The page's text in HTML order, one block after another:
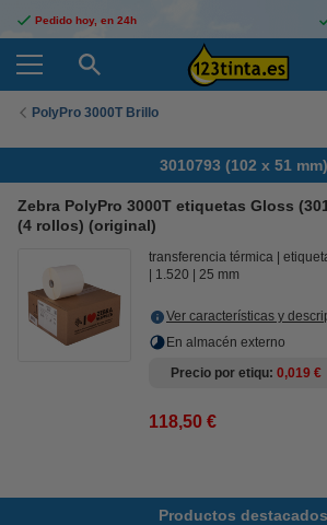
Pedido hoy, en 24h
PolyPro 3000T Brillo
3010793 (102 x 51 mm)
Zebra PolyPro 3000T etiquetas Gloss
(4 rollos) (original)
transferencia térmica
1.520
25 mm
Ver características y
En almacén externo
Precio por etiqu 0,019 €
118,50 €
Productos destacados